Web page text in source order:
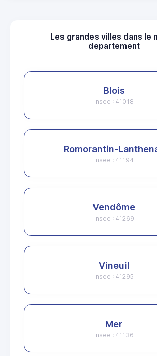
Les grandes villes dans le
departement
Blois
Insee : 41018
Romorantin-
Insee : 41194
Vendôme
Insee : 41269
Vineuil
Insee : 41295
Mer
Insee : 41136